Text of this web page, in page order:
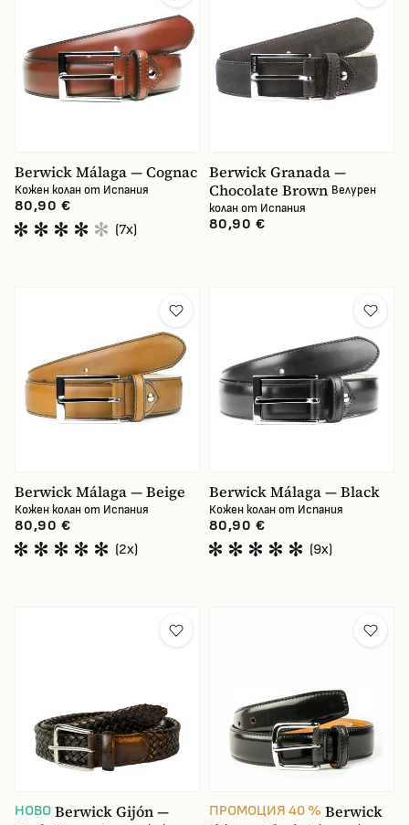
Berwick Málaga — Cognac
Кожен колан от Испания
80,90 €
(7x)
Berwick Granada —
Chocolate Brown Велурен
колан от Испания
80,90 €
Berwick Málaga — Beige
Кожен колан от Испания
80,90 €
(2x)
Berwick Málaga — Black
Кожен колан от Испания
80,90 €
(9x)
НОВО Berwick Gijón —
ПРОМОЦИЯ 40 % Berwick